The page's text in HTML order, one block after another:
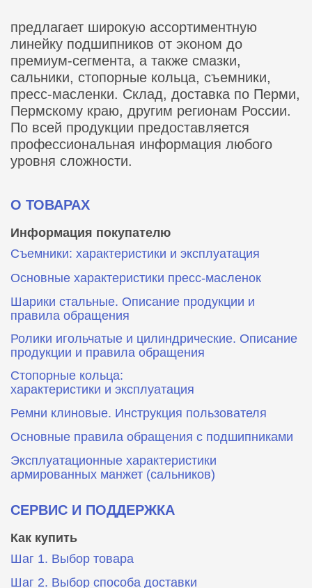
предлагает широкую ассортиментную
линейку подшипников от эконом до
премиум-сегмента, а также смазки,
сальники, стопорные кольца, съемники,
пресс-масленки. Склад, доставка по Перми,
Пермскому краю, другим регионам России.
По всей продукции предоставляется
профессиональная информация любого
уровня сложности.
О ТОВАРАХ
Информация покупателю
Съемники: характеристики и эксплуатация
Основные характеристики пресс‑масленок
Шарики стальные. Описание продукции и
правила обращения
Ролики игольчатые и цилиндрические. Описание
продукции и правила обращения
Стопорные кольца:
характеристики и эксплуатация
Ремни клиновые. Инструкция пользователя
Основные правила обращения с подшипниками
Эксплуатационные характеристики
армированных манжет (сальников)
СЕРВИС И ПОДДЕРЖКА
Как купить
Шаг 1. Выбор товара
Шаг 2. Выбор способа доставки